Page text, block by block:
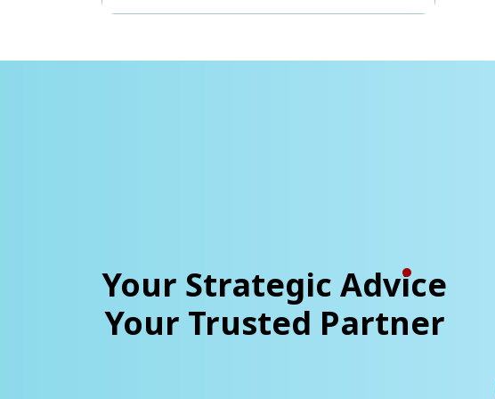
Your Strategic Advice
Your Trusted Partner